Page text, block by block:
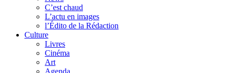
C’est chaud
L’actu en images
l’Édito de la Rédaction
Culture
Livres
Cinéma
Art
Agenda